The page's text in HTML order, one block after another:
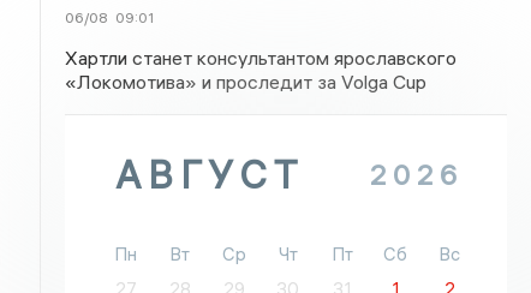
06/08 09:01
Хартли станет консультантом ярославского
«Локомотива» и проследит за Volga Cup
АВГУСТ 2026
Пн Вт Ср Чт Пт Сб
Вс